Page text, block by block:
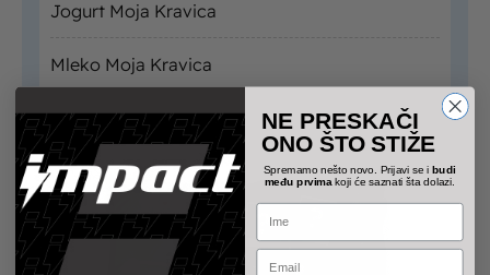
Jogurt Moja Kravica
Mleko Moja Kravica
NE PRESKAČI
ONO ŠTO STIŽE
Spremamo nešto novo. Prijavi se ibudi
među prvima koji će saznati šta dolazi.
Name
Email